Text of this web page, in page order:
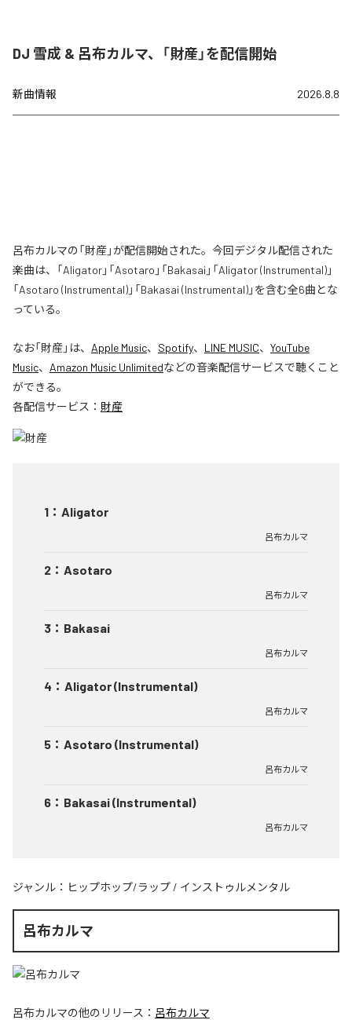
DJ 雪成 & 呂布カルマ、「財産」を配信開始
新曲情報 2026.8.8
呂布カルマの「財産」が配信開始された。今回デジタル配信された
楽曲は、「Aligator」「Asotaro」「Bakasai」「Aligator (Instrumental)」
「Asotaro (Instrumental)」「Bakasai (Instrumental)」を含む全6曲とな
っている。
なお「財産」は、 Apple Music、 Spotify、 LINE MUSIC、 YouTube
Music、 Amazon Music Unlimitedなどの音楽配信サービスで聴くこと
ができる。
各配信サービス： 財産
1 ： Aligator
呂布カルマ
2 ： Asotaro
呂布カルマ
3 ： Bakasai
呂布カルマ
4 ： Aligator (Instrumental)
呂布カルマ
5 ： Asotaro (Instrumental)
呂布カルマ
6 ： Bakasai (Instrumental)
呂布カルマ
ジャンル： ヒップホップ/ラップ / インストゥルメンタル
呂布カルマ
呂布カルマの他のリリース： 呂布カルマ